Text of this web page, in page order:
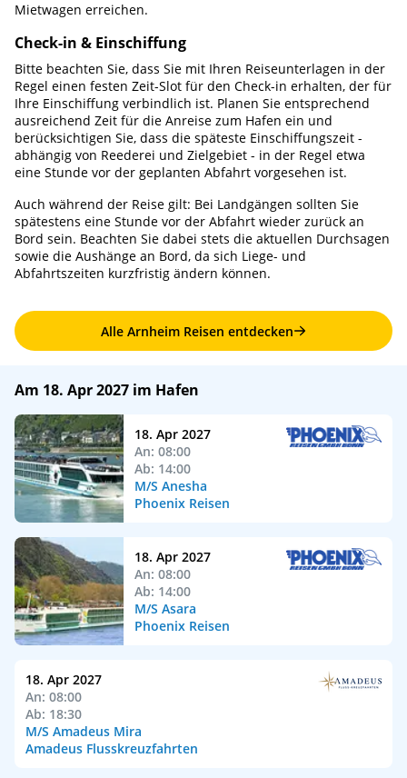
Mietwagen erreichen.
Check-in & Einschiffung
Bitte beachten Sie, dass Sie mit Ihren Reiseunterlagen in der
Regel einen festen Zeit-Slot für den Check-in erhalten, der für
Ihre Einschiffung verbindlich ist. Planen Sie entsprechend
ausreichend Zeit für die Anreise zum Hafen ein und
berücksichtigen Sie, dass die späteste Einschiffungszeit -
abhängig von Reederei und Zielgebiet - in der Regel etwa
eine Stunde vor der geplanten Abfahrt vorgesehen ist.
Auch während der Reise gilt: Bei Landgängen sollten Sie
spätestens eine Stunde vor der Abfahrt wieder zurück an
Bord sein. Beachten Sie dabei stets die aktuellen Durchsagen
sowie die Aushänge an Bord, da sich Liege- und
Abfahrtszeiten kurzfristig ändern können.
Alle Arnheim Reisen entdecken
Am 18. Apr 2027 im Hafen
18. Apr 2027
An: 08:00
Ab: 14:00
M/S Anesha
Phoenix Reisen
18. Apr 2027
An: 08:00
Ab: 14:00
M/S Asara
Phoenix Reisen
18. Apr 2027
An: 08:00
Ab: 18:30
M/S Amadeus Mira
Amadeus Flusskreuzfahrten